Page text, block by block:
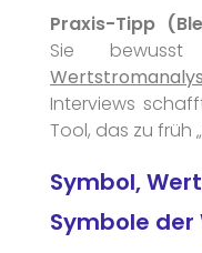
Praxis-Tipp
Sie
Interviews
Tool, das zu früh
Symbol,
Symbole